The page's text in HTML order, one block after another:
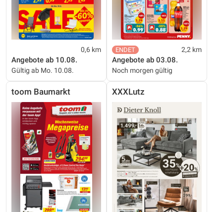
0,6 km
Angebote ab 10.08.
Gültig ab Mo. 10.08.
2,2 km
Angebote ab 03.08.
Noch morgen gültig
toom Baumarkt XXXLutz